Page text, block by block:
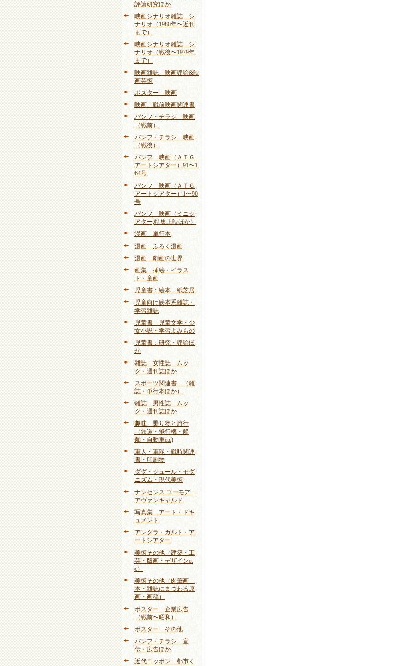
評論研究ほか
映画シナリオ雑誌 シ
ナリオ（1980年〜近刊
まで）
映画シナリオ雑誌 シ
ナリオ（戦後〜1979年
まで）
映画雑誌 映画評論&映
画芸術
ポスター 映画
映画 戦前映画関連書
パンフ・チラシ 映画
（戦前）
パンフ・チラシ 映画
（戦後）
パンフ 映画（ＡＴＧ
アートシアター）91〜1
64号
パンフ 映画（ＡＴＧ
アートシアター）1〜90
号
パンフ 映画（ミニシ
アター,特集上映ほか）
漫画 単行本
漫画 ふろく漫画
漫画 劇画の世界
画集 挿絵・イラス
ト・童画
児童書：絵本 紙芝居
児童向け絵本系雑誌・
学習雑誌
児童書 児童文学・少
女小説・学習よみもの
児童書：研究・評論ほ
か
雑誌 女性誌 ムッ
ク・週刊誌ほか
スポーツ関連書 （雑
誌・単行本ほか）
雑誌 男性誌 ムッ
ク・週刊誌ほか
趣味 乗り物と旅行
（鉄道・飛行機・船
舶・自動車etc)
軍人・軍隊・戦時関連
書・印刷物
ダダ・シュール・モダ
ニズム・現代美術
ナンセンス ユーモア
アヴァンギャルド
写真集 アート・ドキ
ュメント
アングラ・カルト・ア
ートシアター
美術その他（建築・工
芸・版画・デザインet
c）
美術その他（肉筆画
本・雑誌にまつわる原
画・画稿）
ポスター 企業広告
（戦前〜昭和）
ポスター その他
パンフ・チラシ 宣
伝・広告ほか
近代ニッポン 都市く